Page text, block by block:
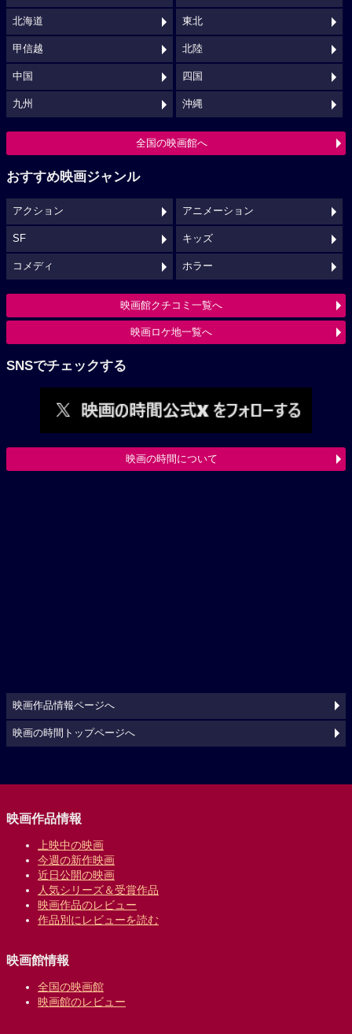
北海道 東北
甲信越 北陸
中国 四国
九州 沖縄
全国の映画館へ
おすすめ映画ジャンル
アクション アニメーション
SF キッズ
コメディ ホラー
映画館クチコミ一覧へ
映画ロケ地一覧へ
SNSでチェックする
映画の時間について
映画作品情報ページへ
映画の時間トップページへ
映画作品情報
上映中の映画
今週の新作映画
近日公開の映画
人気シリーズ＆受賞作品
映画作品のレビュー
作品別にレビューを読む
映画館情報
全国の映画館
映画館のレビュー